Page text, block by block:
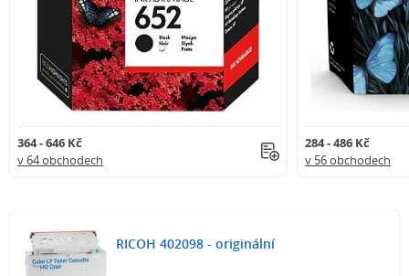
364 - 646 Kč
v 64 obchodech
284 - 486 Kč
v 56 obchodech
RICOH 402098 - originální